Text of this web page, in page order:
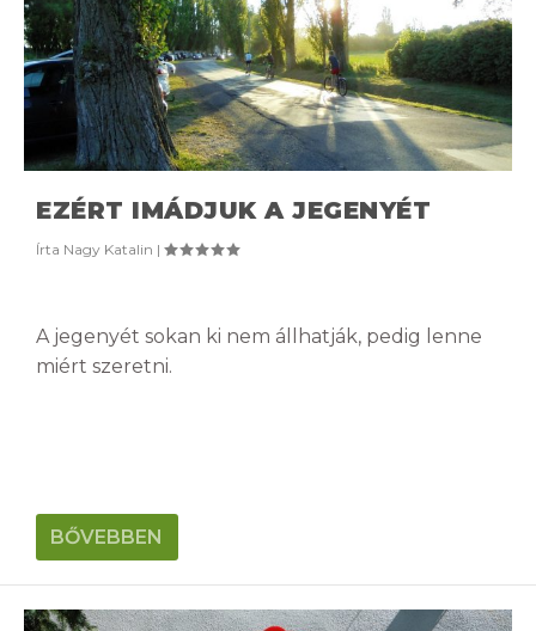
EZÉRT IMÁDJUK A JEGENYÉT
Írta Nagy Katalin |
A jegenyét sokan ki nem állhatják, pedig lenne
miért szeretni.
BŐVEBBEN